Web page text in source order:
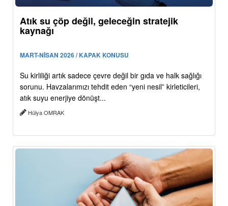
Atık su çöp değil, geleceğin stratejik
kaynağı
MART-NİSAN 2026 / KAPAK KONUSU
Su kirliliği artık sadece çevre değil bir gıda ve halk sağlığı
sorunu. Havzalarımızı tehdit eden “yeni nesil” kirleticileri,
atık suyu enerjiye dönüşt...
Hülya OMRAK